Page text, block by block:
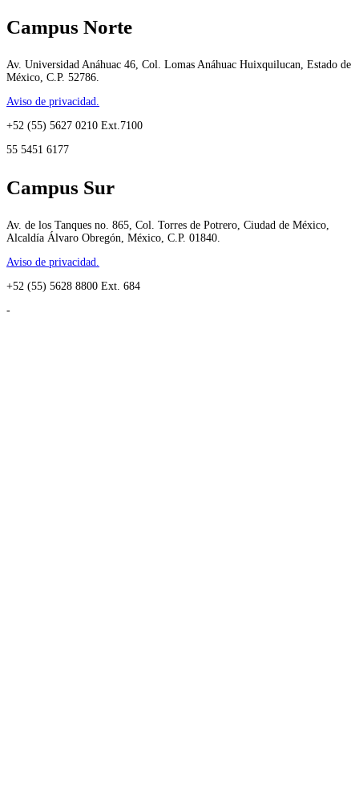
Campus Norte
Av. Universidad Anáhuac 46, Col. Lomas Anáhuac Huixquilucan, Estado de
México, C.P. 52786.
Aviso de privacidad.
+52 (55) 5627 0210 Ext.7100
55 5451 6177
Campus Sur
Av. de los Tanques no. 865, Col. Torres de Potrero, Ciudad de México,
Alcaldía Álvaro Obregón, México, C.P. 01840.
Aviso de privacidad.
+52 (55) 5628 8800 Ext. 684
-